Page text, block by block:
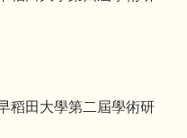
稻田大學第二屆學術研